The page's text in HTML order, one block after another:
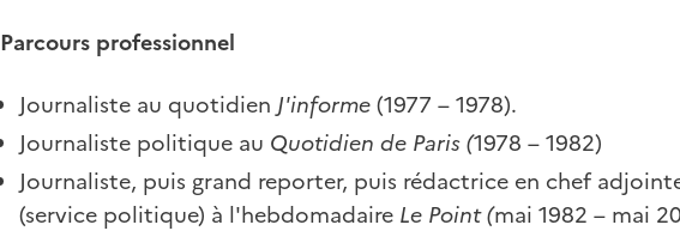
Parcours professionnel
Journaliste au quotidien J'informe(1977 – 1978).
Journaliste politique au Quotidien de Paris (1978 – 1982)
Journaliste, puis grand reporter, puis rédactrice en chef
(service politique) à l'hebdomadaire Le Point (mai 1982 – mai